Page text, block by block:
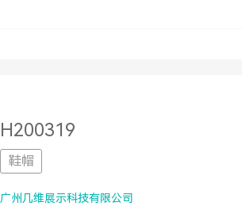
H200319
鞋帽
广州几维展示科技有限公司